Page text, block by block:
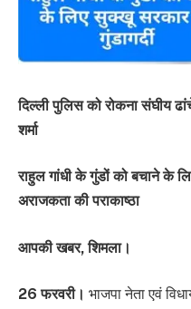
दिल्ली पुलिस को रोकना संघीय
शर्मा
राहुल गांधी के गुंडों को बचाने के
अराजकता की पराकाष्ठा
आपकी खबर, शिमला।
26 फरवरी। भाजपा नेता एवं